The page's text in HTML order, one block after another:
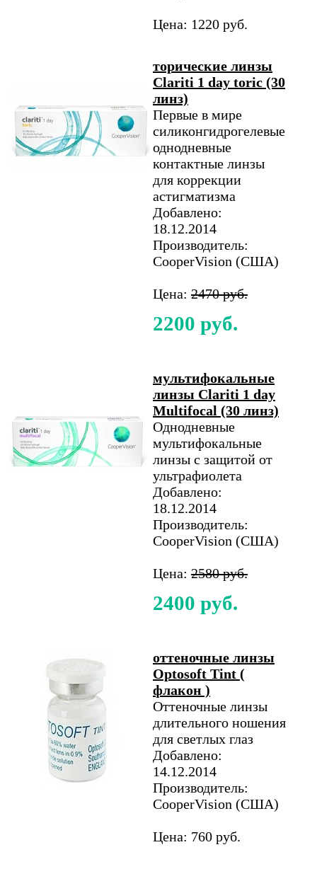
Цена: 1220 руб.
торические линзы
Clariti 1 day toric (30
линз)
Первые в мире
силиконгидрогелевые
однодневные
контактные линзы
для коррекции
астигматизма
Добавлено:
18.12.2014
Производитель:
CooperVision (США)
Цена: 2470 руб.
2200 руб.
мультифокальные
линзы Clariti 1 day
Multifocal (30 линз)
Однодневные
мультифокальные
линзы с защитой от
ультрафиолета
Добавлено:
18.12.2014
Производитель:
CooperVision (США)
Цена: 2580 руб.
2400 руб.
оттеночные линзы
Optosoft Tint (
флакон )
Оттеночные линзы
длительного ношения
для светлых глаз
Добавлено:
14.12.2014
Производитель:
CooperVision (США)
Цена: 760 руб.